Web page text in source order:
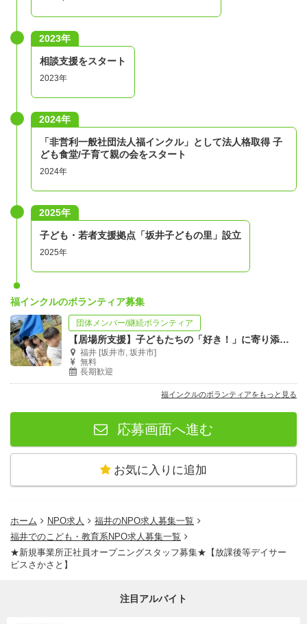
2023年
相談支援をスタート
2023年
2024年
「非営利一般社団法人福インクル」として法人格取得 子
ども食堂/子育て親の会をスタート
2024年
2025年
子ども・若者支援拠点「坂井子どもの里」設立
2025年
福インクルのボランティア募集
団体メンバー/継続ボランティア
【居場所支援】子どもたちの「好き！」に寄り添うボランティアさん大募集♪
福井 [坂井市, 坂井市]
無料
長期歓迎
福インクルのボランティアをもっと見る
応募画面へ進む
お気に入りに追加
ホーム NPO求人
福井のNPO求人募集一覧
福井でのこども・教育系NPO求人募集一覧
★新規事業所正社員オープニングスタッフ募集★【放課後等デイサー
ビスさかさと】
注目アルバイト